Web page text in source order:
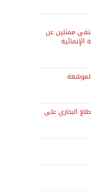
ممثلين عن
البخاري على